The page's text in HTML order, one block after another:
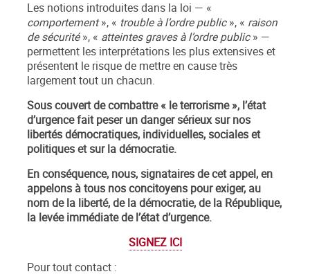
Les notions introduites dans la loi — «
comportement», « trouble à l’ordre public», « raison
de sécurité», « atteintes graves à l’ordre public» —
permettent les interprétations les plus extensives et
présentent le risque de mettre en cause très
largement tout un chacun.
Sous couvert de combattre « le terrorisme », l’état
d’urgence fait peser un danger sérieux sur nos
libertés démocratiques, individuelles, sociales et
politiques et sur la démocratie.
En conséquence, nous, signataires de cet appel, en
appelons à tous nos concitoyens pour exiger, au
nom de la liberté, de la démocratie, de la République,
la levée immédiate de l’état d’urgence.
SIGNEZ ICI
Pour tout contact :